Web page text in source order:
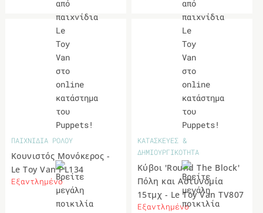
ΠΑΙΧΝΙΔΙΑ ΡΟΛΟΥ
Κουνιστός Μονόκερος -
Le Toy Van PL134
Εξαντλημένο
ΚΑΤΑΣΚΕΥΕΣ &
ΔΗΜΙΟΥΡΓΙΚΟΤΗΤΑ
Κύβοι 'Round The Block'
Πόλη και Αστυνομία
15τμχ - Le Toy Van TV807
Εξαντλημένο